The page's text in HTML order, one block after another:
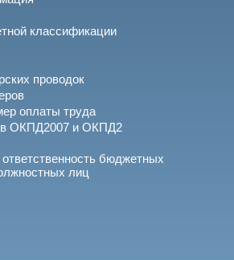
классификации
проводок
оплаты труда
ОКПД2007 и ОКПД2
бюджетных
лиц